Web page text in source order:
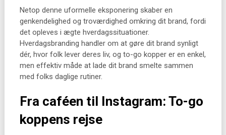
Netop denne uformelle eksponering skaber en
genkendelighed og troværdighed omkring dit brand, fordi
det opleves i ægte hverdagssituationer.
Hverdagsbranding handler om at gøre dit brand synligt
dér, hvor folk lever deres liv, og to-go kopper er en enkel,
men effektiv måde at lade dit brand smelte sammen
med folks daglige rutiner.
Fra caféen til Instagram: To-go
koppens rejse